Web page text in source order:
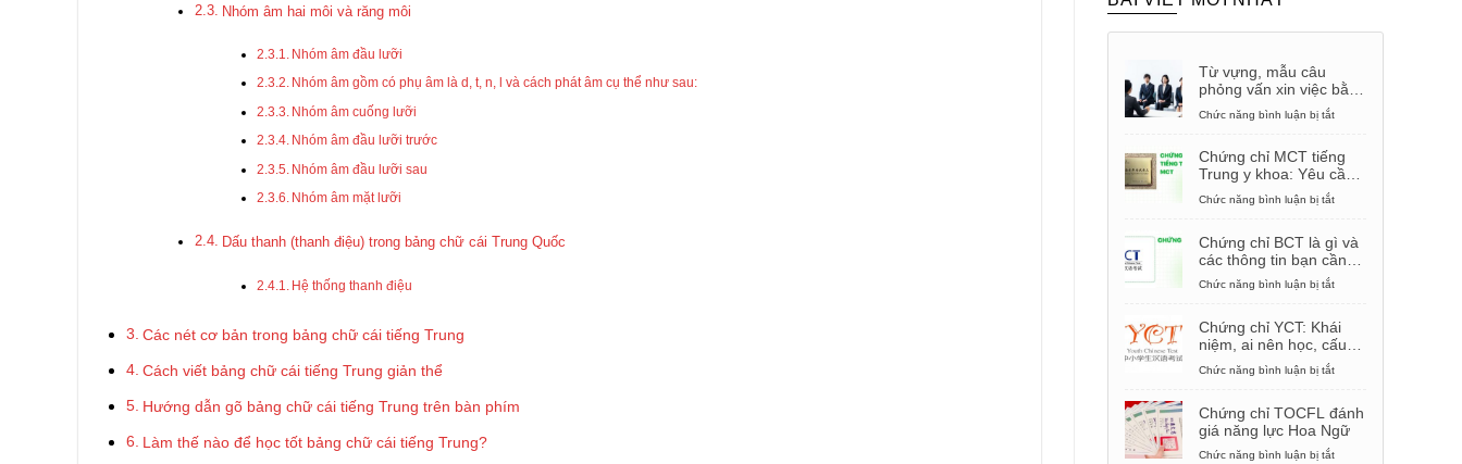
Nhóm âm hai môi và răng môi
Nhóm âm đầu lưỡi
Nhóm âm gồm có phụ âm là d, t, n, l và cách phát âm cụ thể như sau:
Nhóm âm cuống lưỡi
Nhóm âm đầu lưỡi trước
Nhóm âm đầu lưỡi sau
Nhóm âm mặt lưỡi
Dấu thanh (thanh điệu) trong bảng chữ cái Trung Quốc
Hệ thống thanh điệu
Các nét cơ bản trong bảng chữ cái tiếng Trung
Cách viết bảng chữ cái tiếng Trung giản thể
Hướng dẫn gõ bảng chữ cái tiếng Trung trên bàn phím
Làm thế nào để học tốt bảng chữ cái tiếng Trung?
Từ vựng, mẫu câu
phỏng vấn xin việc bằng
tiếng Trung
Chức năng bình luận bị tắt
mẫu
câu
việc
bằng
Chứng chỉ MCT tiếng
Trung y khoa: Yêu cầu,
cách thi
Chức năng bình luận bị tắt
MCT
tiếng
Yêu
cầu,
Chứng chỉ BCT là gì và
các thông tin bạn cần
biết
Chức năng bình luận bị tắt
BCT
là
thông
tin
Chứng chỉ YCT: Khái
niệm, ai nên học, cấu
trúc đề thi
Chức năng bình luận bị tắt
YCT:
Khái
Chứng chỉ TOCFL đánh
giá năng lực Hoa Ngữ
Chức năng bình luận bị tắt